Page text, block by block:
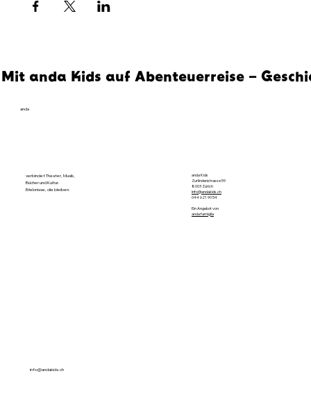
Mit anda Kids auf Abenteuerreise –
anda
verbindet Theater, Musik,
Bücher und Kultur.
Erlebnisse, die bleiben.
anda Kids
Zurlindenstrasse 59
8003 Zürich
info@andakids.ch
044 621 90 54
Ein Angebot von
anda famiglia
info@andakids.ch